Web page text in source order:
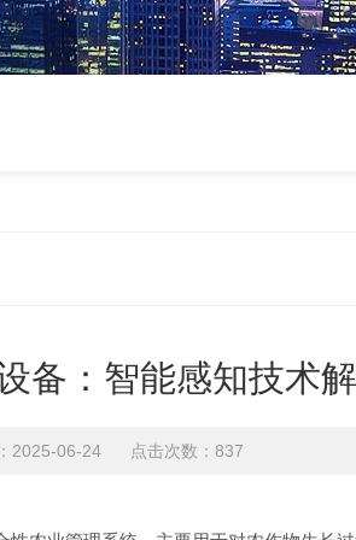
备：智能感知技术
2025-06-24 点击次数：837